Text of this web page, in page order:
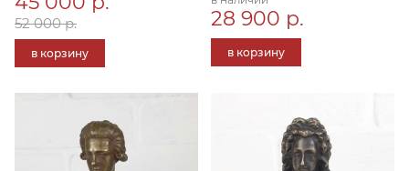
52 000 р.
в корзину
28 900 р.
в корзину